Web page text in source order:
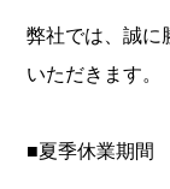
弊社では、誠に
いただきます。
■夏季休業期間